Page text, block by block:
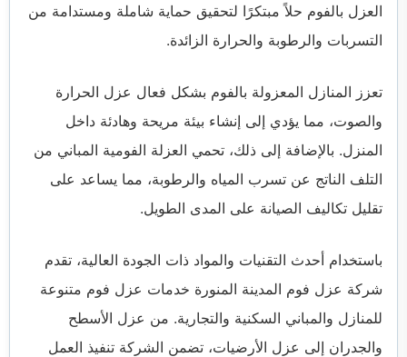
العزل بالفوم حلاً مبتكرًا لتحقيق حماية شاملة ومستدامة من
التسربات والرطوبة والحرارة الزائدة.
تعزز المنازل المعزولة بالفوم بشكل فعال عزل الحرارة
والصوت، مما يؤدي إلى إنشاء بيئة مريحة وهادئة داخل
المنزل. بالإضافة إلى ذلك، تحمي العزلة الفومية المباني من
التلف الناتج عن تسرب المياه والرطوبة، مما يساعد على
تقليل تكاليف الصيانة على المدى الطويل.
باستخدام أحدث التقنيات والمواد ذات الجودة العالية، تقدم
شركة عزل فوم المدينة المنورة خدمات عزل فوم متنوعة
للمنازل والمباني السكنية والتجارية. من عزل الأسطح
والجدران إلى عزل الأرضيات، تضمن الشركة تنفيذ العمل